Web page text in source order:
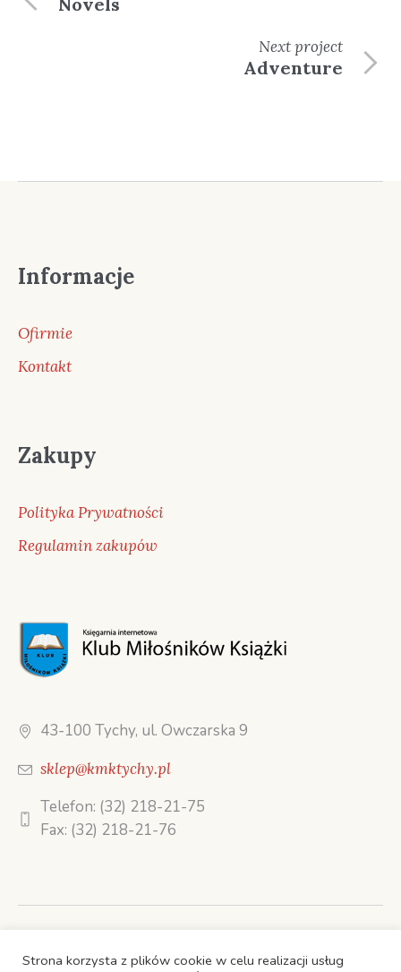
Nextproject
Adventure
Informacje
Ofirmie
Kontakt
Zakupy
Polityka Prywatności
Regulamin zakupów
43-100 Tychy, ul. Owczarska 9
sklep@kmktychy.pl
Telefon: (32) 218-21-75
Fax: (32) 218-21-76
STRONA GŁÓWNA
Strona korzysta z plików cookie w celu realizacji usług